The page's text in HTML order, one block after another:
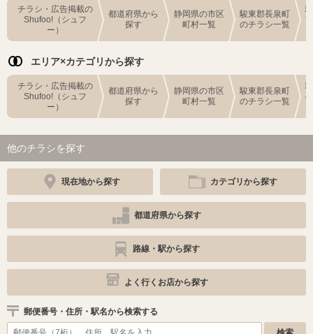
チラシ・広告掲載の
Shufoo!（シュフ
ー）
都道府県から
探す
静岡県の市区
町村一覧
駿東郡長泉町
のチラシ一覧
エリア×カテゴリから探す
チラシ・広告掲載の
Shufoo!（シュフ
ー）
都道府県から
探す
静岡県の市区
町村一覧
駿東郡長泉町
のチラシ一覧
他のチラシを探す
現在地から探す カテゴリから探す
都道府県から探す
路線・駅から探す
よく行くお店から探す
郵便番号・住所・駅名から検索する